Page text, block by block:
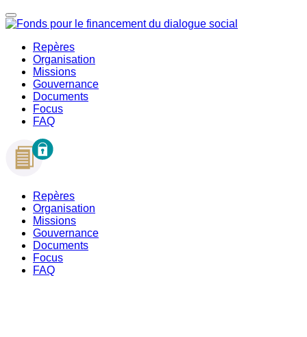
Repères
Organisation
Missions
Gouvernance
Documents
Focus
FAQ
Repères
Organisation
Missions
Gouvernance
Documents
Focus
FAQ